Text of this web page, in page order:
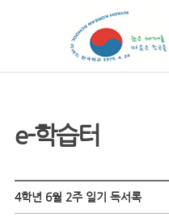
e-학습터
4학년 6월 2주 일기 독서록